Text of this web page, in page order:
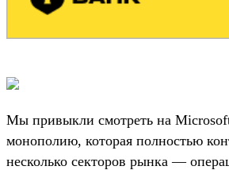
Мы привыкли смотреть на
монополию, которая полностью
несколько секторов рынка —